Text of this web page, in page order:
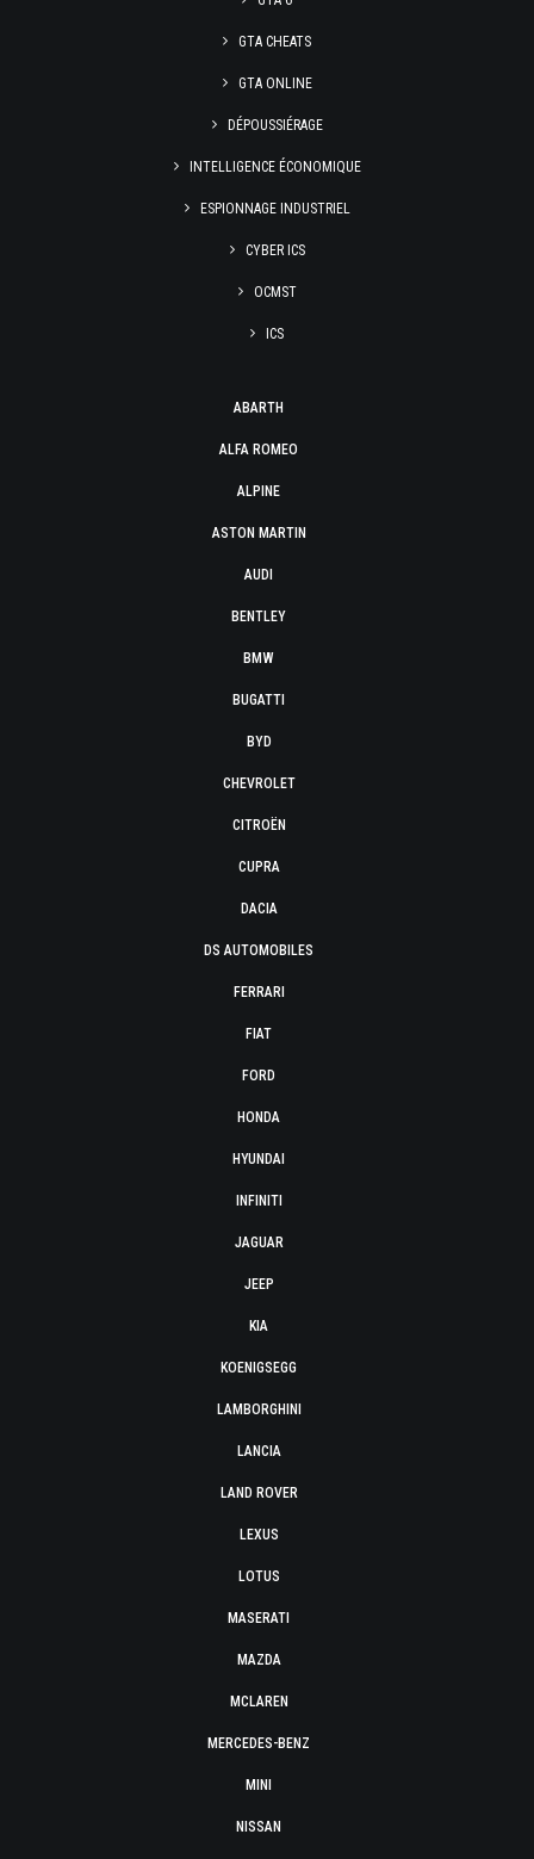
GTA CHEATS
GTA ONLINE
DÉPOUSSIÉRAGE
INTELLIGENCE ÉCONOMIQUE
ESPIONNAGE INDUSTRIEL
CYBER ICS
OCMST
ICS
ABARTH
ALFA ROMEO
ALPINE
ASTON MARTIN
AUDI
BENTLEY
BMW
BUGATTI
BYD
CHEVROLET
CITROËN
CUPRA
DACIA
DS AUTOMOBILES
FERRARI
FIAT
FORD
HONDA
HYUNDAI
INFINITI
JAGUAR
JEEP
KIA
KOENIGSEGG
LAMBORGHINI
LANCIA
LAND ROVER
LEXUS
LOTUS
MASERATI
MAZDA
MCLAREN
MERCEDES-BENZ
MINI
NISSAN